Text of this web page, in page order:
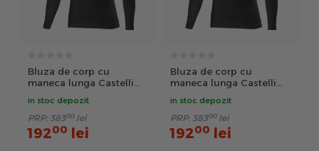
Bluza de corp cu
maneca lunga Castelli
Negru, L/XL
in stoc depozit
PRP: 38300 lei
19200 lei
Bluza de corp cu
maneca lunga Castelli
Negru, S/M
in stoc depozit
PRP: 38300 lei
19200 lei